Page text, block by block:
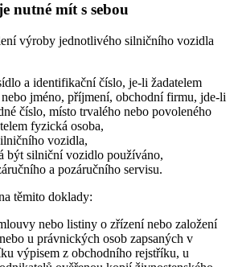
nutné mít s sebou
výroby jednotlivého silničního vozidla
a identifikační číslo, je-li žadatelem
jméno, příjmení, obchodní firmu, jde-li
číslo, místo trvalého nebo povoleného
fyzická osoba,
vozidla,
být silniční vozidlo používáno,
a pozáručního servisu.
těmito doklady:
nebo listiny o zřízení nebo založení
u právnických osob zapsaných v
výpisem z obchodního rejstříku, u